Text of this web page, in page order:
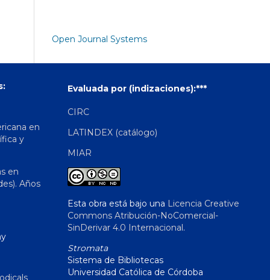
Open Journal Systems
en
y
en
Años
Evaluada por (indizaciones):***
CIRC
LATINDEX (catálogo)
MIAR
Esta obra está bajo una Licencia Creative
Commons Atribución-NoComercial-
SinDerivar 4.0 Internacional.
Stromata
Sistema de Bibliotecas
Universidad Católica de Córdoba